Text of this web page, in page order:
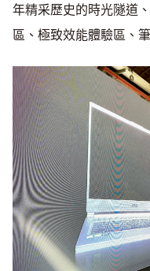
年精采歷史的時光隧道
區、極致效能體驗區、